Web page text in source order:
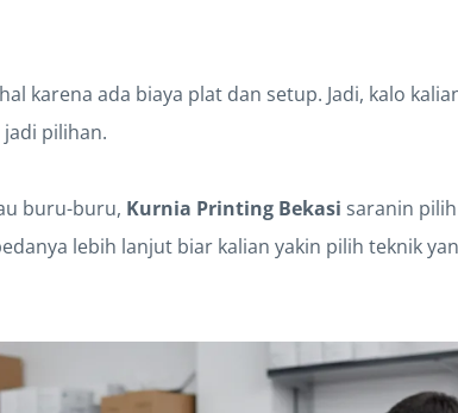
karena ada biaya plat dan setup. Jadi, kalo
pilihan.
buru-buru, Kurnia Printing Bekasi saranin pilih
lebih lanjut biar kalian yakin pilih teknik